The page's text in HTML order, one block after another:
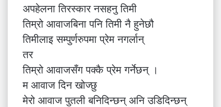
अपहेलना तिरस्कार नसहनु तिमी
तिम्रो आवाजबिना पनि तिमी नै हुनेछौ
तिमीलाइ सम्पुर्णरुपमा प्रेम नगर्लान्
तर
तिम्रो आवाजसँग पक्कै प्रेम गर्नेछन् ।
म आवाज दिन खोज्छु
मेरो आवाज पुतली बनिदिन्छन् अनि उडिदिन्छन्